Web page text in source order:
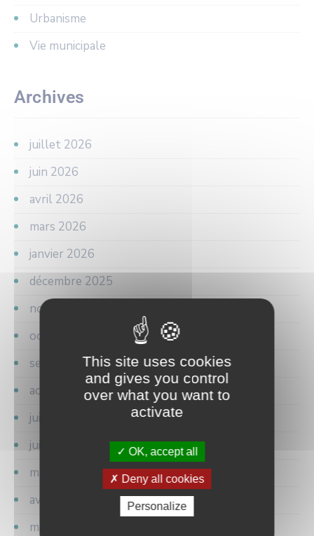
Urbanisme
Vie municipale
Archives
juillet 2026
juin 2026
avril 2026
mars 2026
janvier 2026
décembre 2025
novembre 2025
octobre 2025
septembre 2025
août 2025
juillet 2025
juin 2025
mai 2025
avril 2025
mars 2025
This site uses cookies
and gives you control
over what you want to
activate
OK, accept all
Deny all cookies
Personalize